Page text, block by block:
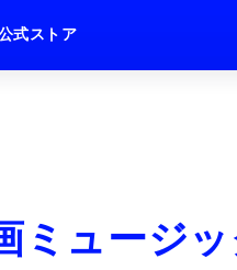
式ストア
ミュージ